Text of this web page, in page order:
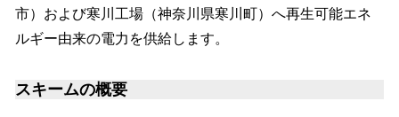
市）および寒川工場（神奈川県寒川町）へ再生可能エネ
ルギー由来の電力を供給します。
スキームの概要